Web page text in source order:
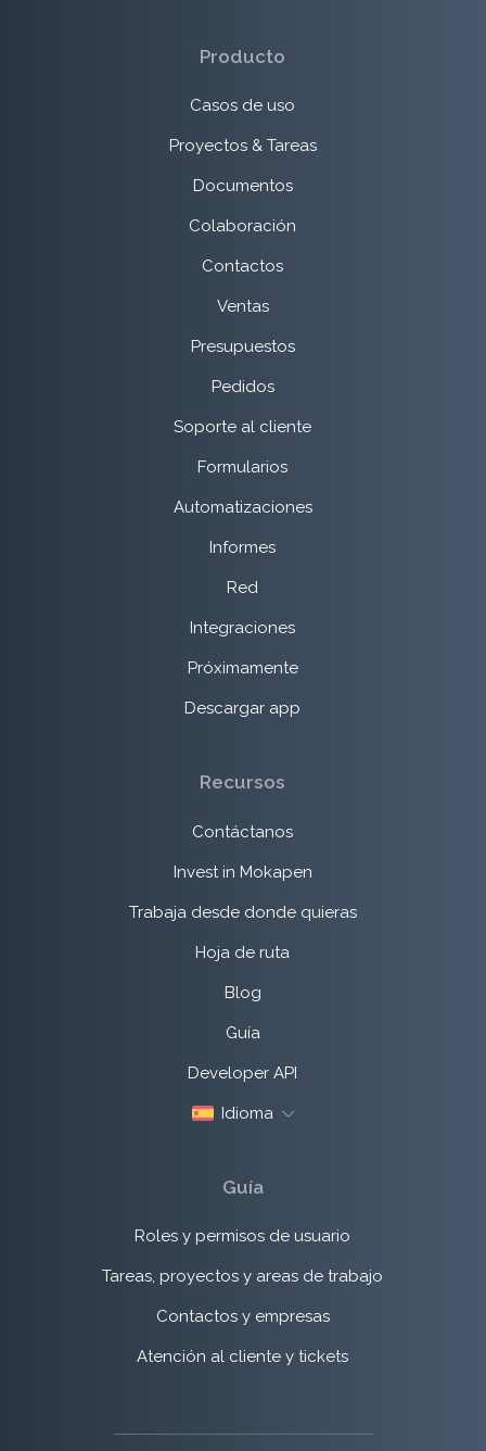
Producto
Casos de uso
Proyectos & Tareas
Documentos
Colaboración
Contactos
Ventas
Presupuestos
Pedidos
Soporte al cliente
Formularios
Automatizaciones
Informes
Red
Integraciones
Próximamente
Descargar app
Recursos
Contáctanos
Invest in Mokapen
Trabaja desde donde quieras
Hoja de ruta
Blog
Guía
Developer API
Idioma
Guía
Roles y permisos de usuario
Tareas, proyectos y areas de trabajo
Contactos y empresas
Atención al cliente y tickets